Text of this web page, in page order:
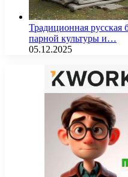
Традиционная русская
парной культуры и…
05.12.2025